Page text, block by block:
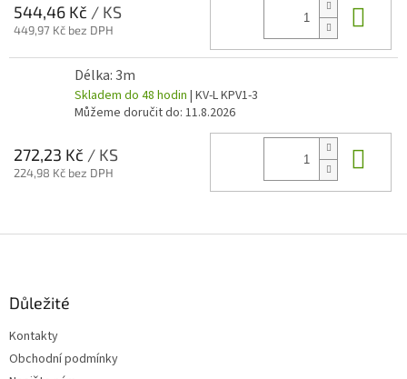
544,46 Kč / KS
449,97 Kč bez DPH
Délka: 3m
Skladem do 48 hodin | KV-L KPV1-3
Můžeme doručit do: 11.8.2026
272,23 Kč / KS
224,98 Kč bez DPH
Důležité
Kontakty
Obchodní podmínky